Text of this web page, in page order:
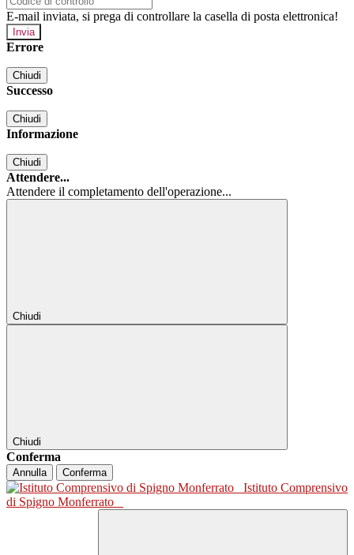
E-mail inviata, si prega di controllare la casella di posta elettronica!
Errore
Chiudi
Successo
Chiudi
Informazione
Chiudi
Attendere...
Attendere il completamento dell'operazione...
Chiudi
Chiudi
Conferma
Annulla Conferma
Istituto Comprensivo
di Spigno Monferrato